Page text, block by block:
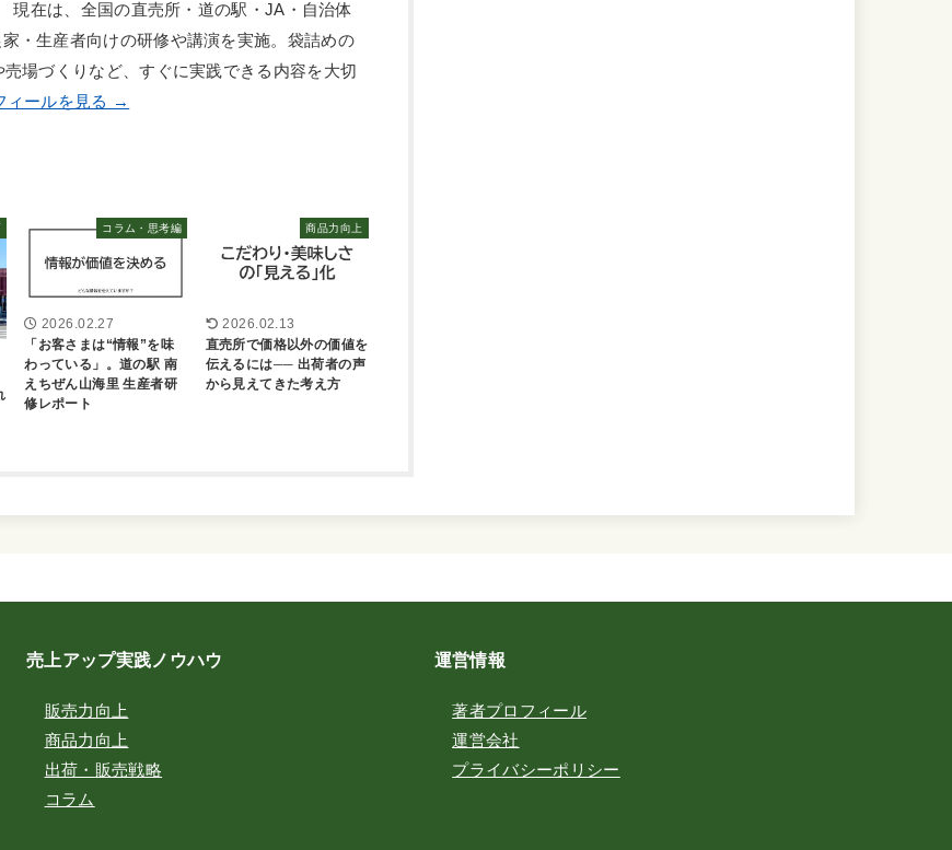
現在は、全国の直売所・道の駅・JA・自治体
・生産者向けの研修や講演を実施。袋詰めの
場づくりなど、すぐに実践できる内容を大切
ィールを見る →
コラム・思考編
2026.02.27
「お客さまは“情報”を味
わっている」。道の駅 南
えちぜん山海里 生産者研
修レポート
商品力向上
2026.02.13
直売所で価格以外の価値を
伝えるには── 出荷者の声
から見えてきた考え方
売上アップ実践ノウハウ
販売力向上
商品力向上
出荷・販売戦略
コラム
運営情報
著者プロフィール
運営会社
プライバシーポリシー